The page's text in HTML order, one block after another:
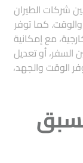
شركات الطيران
والوقت. كما توفر
مع إمكانية
السفر، أو تعديل
الوقت والجهد،